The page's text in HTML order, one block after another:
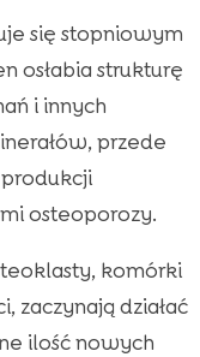
się stopniowym
osłabia strukturę
i innych
przede
osteoporozy.
komórki
zaczynają działać
ilość nowych